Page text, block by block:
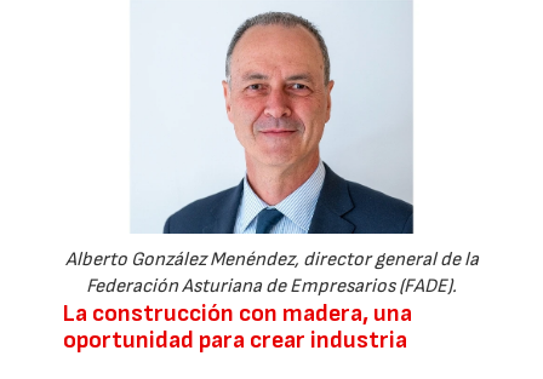
Alberto González Menéndez, director general de la
Federación Asturiana de Empresarios (FADE).
La construcción con madera, una
oportunidad para crear industria